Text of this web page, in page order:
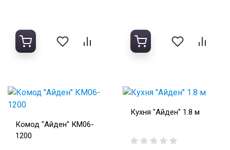
Комод "Айден" КМ06-
1200
Кухня "Айден" 1.8 м